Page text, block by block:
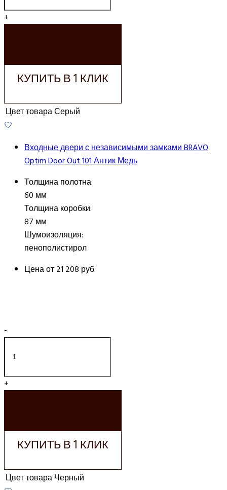
+
КУПИТЬ В 1 КЛИК
Цвет товараСерый
Входные двери с независимыми замками BRAVO
Optim Door Out 101 Антик Медь
Толщина полотна:
60 мм
Толщина коробки:
87 мм
Шумоизоляция:
пенополистирол
Цена от21 208 руб.
-
+
КУПИТЬ В 1 КЛИК
Цвет товараЧерный